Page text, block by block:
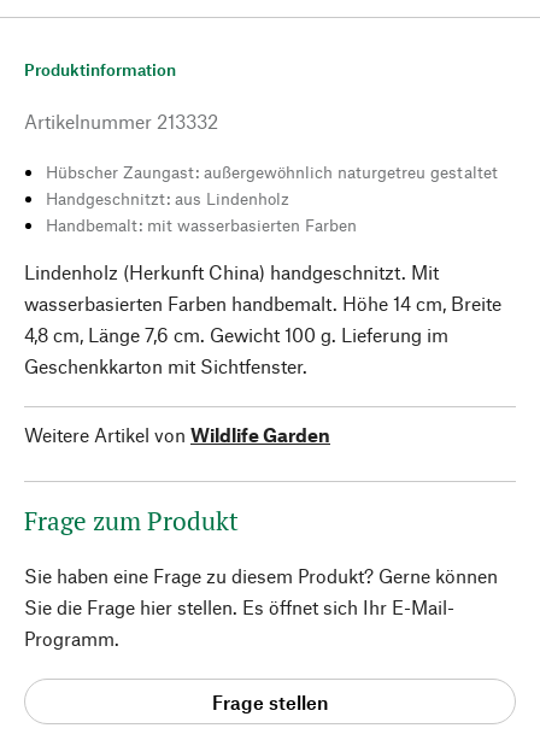
Produktinformation
Artikelnummer 213332
Hübscher Zaungast: außergewöhnlich naturgetreu gestaltet
Handgeschnitzt: aus Lindenholz
Handbemalt: mit wasserbasierten Farben
Lindenholz (Herkunft China) handgeschnitzt. Mit
wasserbasierten Farben handbemalt. Höhe 14 cm, Breite
4,8 cm, Länge 7,6 cm. Gewicht 100 g. Lieferung im
Geschenkkarton mit Sichtfenster.
Weitere Artikel von Wildlife Garden
Frage zum Produkt
Sie haben eine Frage zu diesem Produkt? Gerne können
Sie die Frage hier stellen. Es öffnet sich Ihr E-Mail-
Programm.
Frage stellen